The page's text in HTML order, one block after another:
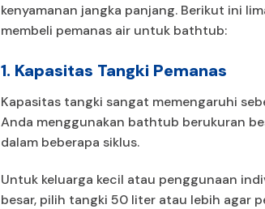
kenyamanan jangka panjang. Berikut ini
membeli pemanas air untuk bathtub:
1. Kapasitas Tangki Pemanas
Kapasitas tangki sangat memengaruhi
Anda menggunakan bathtub berukuran
dalam beberapa siklus.
Untuk keluarga kecil atau penggunaan
besar, pilih tangki 50 liter atau lebih agar